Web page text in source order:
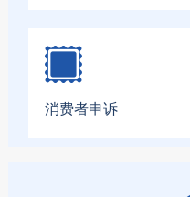
消费者申诉